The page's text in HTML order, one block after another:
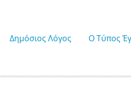
Δημόσιος Λόγος Ο Τύπος